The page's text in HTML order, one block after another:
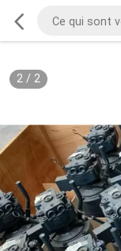
2/ 2